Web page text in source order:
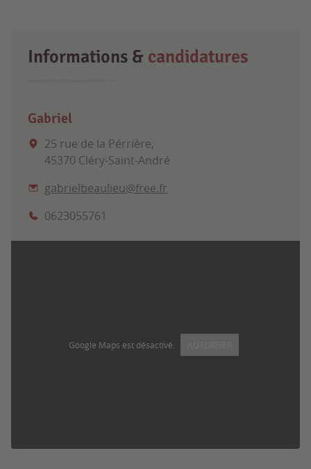
Informations & candidatures
Gabriel
25 rue de la Pérrière,
45370 Cléry-Saint-André
gabrielbeaulieu@free.fr
0623055761
Google Maps est désactivé.